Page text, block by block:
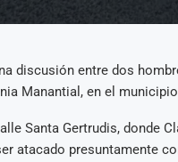
discusión entre dos
Manantial, en el
Santa Gertrudis, donde
atacado presuntamente